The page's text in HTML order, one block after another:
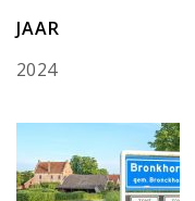
JAAR
2024